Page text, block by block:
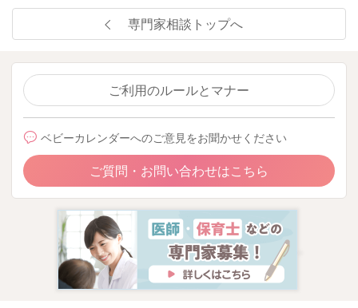
専門家相談トップへ
ご利用のルールとマナー
ベビーカレンダーへのご意見をお聞かせください
ご質問・お問い合わせはこちら